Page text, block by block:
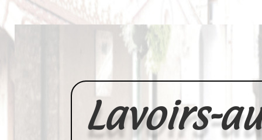
Lavoirs-